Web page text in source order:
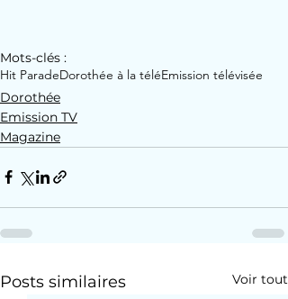
Mots-clés :
Hit ParadeDorothée à la téléEmission télévisée
Dorothée
Emission TV
Magazine
Posts similaires Voir tout